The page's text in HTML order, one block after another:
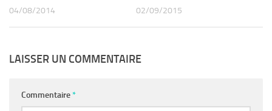
04/08/2014 02/09/2015
LAISSER UN COMMENTAIRE
Commentaire*